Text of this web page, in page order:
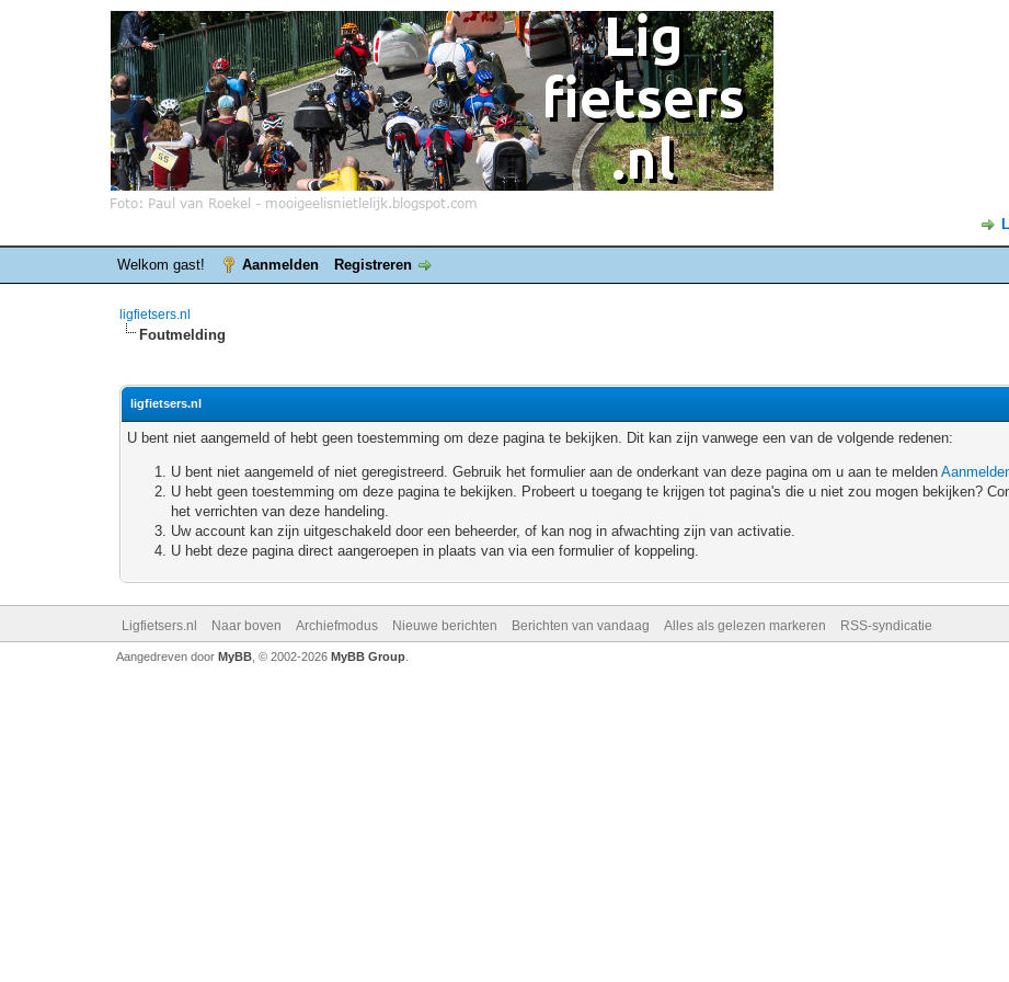
Welkom gast! Aanmelden Registreren
ligfietsers.nl
Foutmelding
ligfietsers.nl
U bent niet aangemeld of hebt geen toestemming om deze pagina te bekijken. Dit kan zijn vanwege een van de volgende redenen:
U bent niet aangemeld of niet geregistreerd. Gebruik het formulier aan de onderkant van deze pagina om u aan te melden
U hebt geen toestemming om deze pagina te bekijken. Probeert u toegang te krijgen tot pagina's die u niet zou mogen bekijken?
het verrichten van deze handeling.
Uw account kan zijn uitgeschakeld door een beheerder, of kan nog in afwachting zijn van activatie.
U hebt deze pagina direct aangeroepen in plaats van via een formulier of koppeling.
Ligfietsers.nl Naar boven Archiefmodus Nieuwe berichten Berichten van vandaag Alles als gelezen markeren RSS-syndicatie
Aangedreven door MyBB, © 2002-2026 MyBB Group.